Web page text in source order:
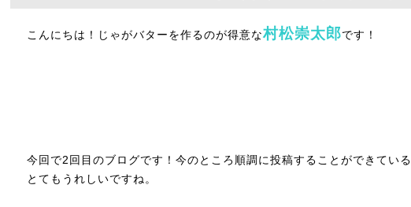
こんにちは！じゃがバターを作るのが得意な村松崇太郎です！
今回で2回目のブログです！今のところ順調に投稿することができている
とてもうれしいですね。